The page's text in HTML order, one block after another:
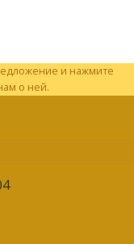
и нажмите
о ней.